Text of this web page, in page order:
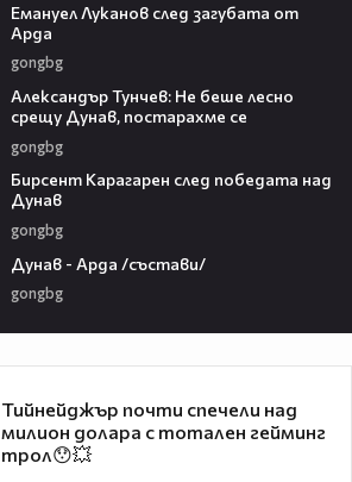
Емануел Луканов след загубата от
Арда
gongbg
Александър Тунчев: Не беше лесно
срещу Дунав, постарахме се
gongbg
Бирсент Карагарен след победата над
Дунав
gongbg
Дунав - Арда /състави/
gongbg
Тийнейджър почти спечели над
милион долара с тотален гейминг
трол😯💥